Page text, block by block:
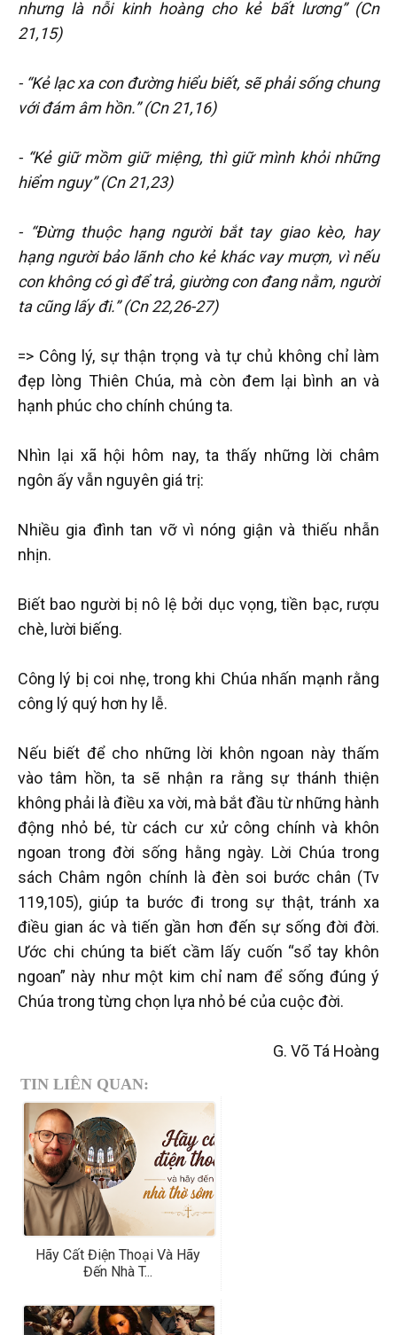
nhưng là nỗi kinh hoàng cho kẻ bất lương” (Cn
21,15)
- “Kẻ lạc xa con đường hiểu biết, sẽ phải sống chung
với đám âm hồn.” (Cn 21,16)
- “Kẻ giữ mồm giữ miệng, thì giữ mình khỏi những
hiểm nguy” (Cn 21,23)
- “Đừng thuộc hạng người bắt tay giao kèo, hay
hạng người bảo lãnh cho kẻ khác vay mượn, vì nếu
con không có gì để trả, giường con đang nằm, người
ta cũng lấy đi.” (Cn 22,26-27)
=> Công lý, sự thận trọng và tự chủ không chỉ làm
đẹp lòng Thiên Chúa, mà còn đem lại bình an và
hạnh phúc cho chính chúng ta.
Nhìn lại xã hội hôm nay, ta thấy những lời châm
ngôn ấy vẫn nguyên giá trị:
Nhiều gia đình tan vỡ vì nóng giận và thiếu nhẫn
nhịn.
Biết bao người bị nô lệ bởi dục vọng, tiền bạc, rượu
chè, lười biếng.
Công lý bị coi nhẹ, trong khi Chúa nhấn mạnh rằng
công lý quý hơn hy lễ.
Nếu biết để cho những lời khôn ngoan này thấm
vào tâm hồn, ta sẽ nhận ra rằng sự thánh thiện
không phải là điều xa vời, mà bắt đầu từ những hành
động nhỏ bé, từ cách cư xử công chính và khôn
ngoan trong đời sống hằng ngày. Lời Chúa trong
sách Châm ngôn chính là đèn soi bước chân (Tv
119,105), giúp ta bước đi trong sự thật, tránh xa
điều gian ác và tiến gần hơn đến sự sống đời đời.
Ước chi chúng ta biết cầm lấy cuốn “sổ tay khôn
ngoan” này như một kim chỉ nam để sống đúng ý
Chúa trong từng chọn lựa nhỏ bé của cuộc đời.
G. Võ Tá Hoàng
TIN LIÊN QUAN:
Hãy Cất Điện Thoại Và Hãy
Đến Nhà T...